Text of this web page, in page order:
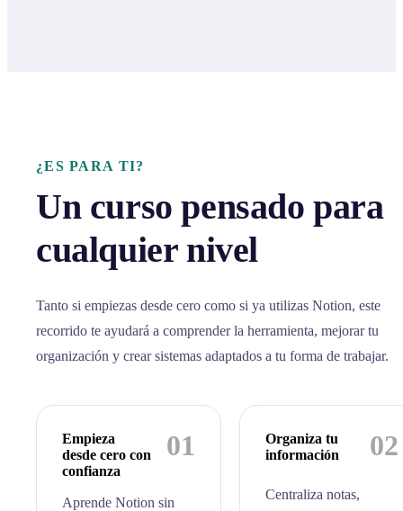
¿ES PARA TI?
Un curso pensado para
cualquier nivel
Tanto si empiezas desde cero como si ya utilizas Notion, este
recorrido te ayudará a comprender la herramienta, mejorar tu
organización y crear sistemas adaptados a tu forma de trabajar.
01
Empieza
desde cero con
confianza
Aprende Notion sin
02
Organiza tu
información
Centraliza notas,